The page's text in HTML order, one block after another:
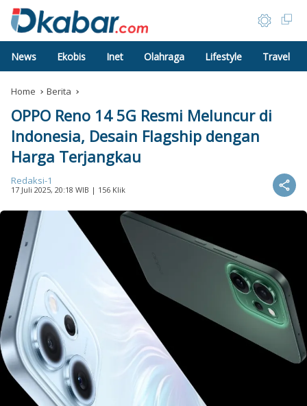
News Ekobis Inet Olahraga Lifestyle Travel
Home Berita
OPPO Reno 14 5G Resmi Meluncur di
Indonesia, Desain Flagship dengan
Harga Terjangkau
Redaksi-1
17 Juli 2025, 20:18 WIB | 156 Klik